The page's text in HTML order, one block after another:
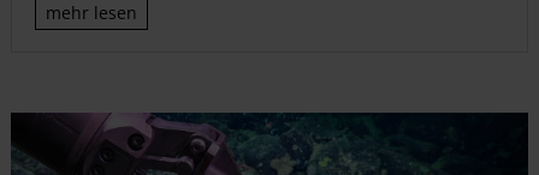
mehr lesen